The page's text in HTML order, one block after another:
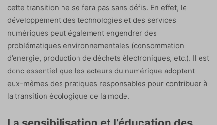
cette transition ne se fera pas sans défis. En effet, le
développement des technologies et des services
numériques peut également engendrer des
problématiques environnementales (consommation
d’énergie, production de déchets électroniques, etc.). Il est
donc essentiel que les acteurs du numérique adoptent
eux-mêmes des pratiques responsables pour contribuer à
la transition écologique de la mode.